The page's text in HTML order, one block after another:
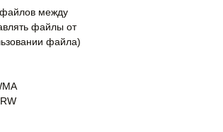
между
файлы от
файла)